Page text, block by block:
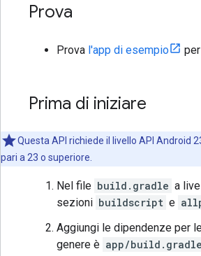
Prova
Prova l'app di esempio
Prima di iniziare
Questa API richiede il livello API Android
pari a 23 o superiore.
Nel file build.gradle a
sezioni buildscript e
Aggiungi le dipendenze per
genere è app/build.gradle